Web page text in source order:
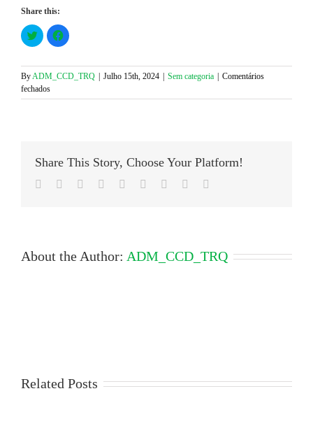
Share this:
Click
to
share
Twitter
(Opens
in
new
window)
Click
to
Facebook
(Opens
window)
ByADM_CCD_TRQ Julho 15th, 2024 Sem categoria
Comentários
fechadosem
Protocolo
Share This Story, Choose Your Platform!
Facebook
TwitterLinkedIn
Reddit Google+
TumblrPinterest
About the Author: ADM_CCD_TRQ
Related Posts